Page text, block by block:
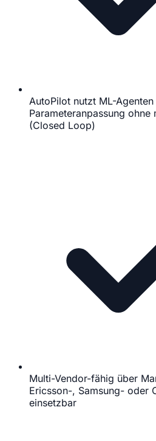
AutoPilot nutzt ML-
Parameteranpassung ohne
(Closed Loop)
Multi-Vendor-fähig über
Ericsson-, Samsung- oder
einsetzbar